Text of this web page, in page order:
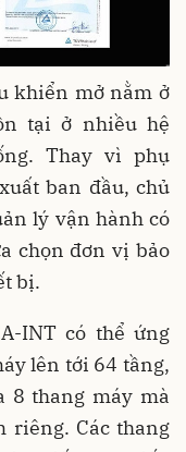
khiển mở nằm ở
tại ở nhiều hệ
Thay vì phụ
ban đầu, chủ
lý vận hành có
chọn đơn vị bảo
bị.
INT có thể ứng
lên tới 64 tầng,
8 thang máy mà
riêng. Các thang